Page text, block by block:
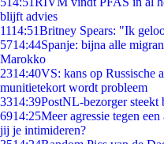
blijft advies
1114:51Britney Spears: "Ik
5714:44Spanje: bijna alle
Marokko
2314:40VS: kans op Russische
munitietekort wordt probleem
3314:39PostNL-bezorger steekt
6914:25Meer agressie tegen
jij je intimideren?